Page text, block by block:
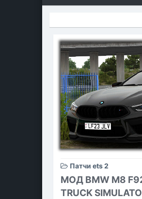
Патчи ets 2
МОД BMW M8
TRUCK